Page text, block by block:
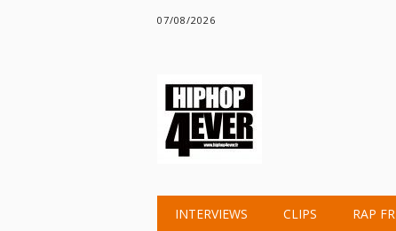
07/08/2026
Main menu
INTERVIEWS CLIPS RAP FR